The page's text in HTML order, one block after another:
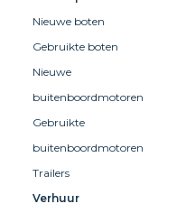
Nieuwe boten
Gebruikte boten
Nieuwe
buitenboordmotoren
Gebruikte
buitenboordmotoren
Trailers
Verhuur